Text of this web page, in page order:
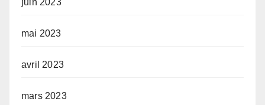
juin 2023
mai 2023
avril 2023
mars 2023